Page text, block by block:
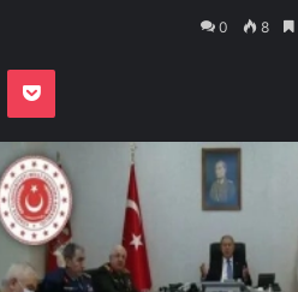
0 8
Pocket